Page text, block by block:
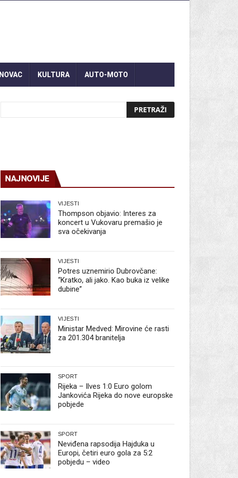
NOVAC KULTURA AUTO-MOTO
NAJNOVIJE
VIJESTI
Thompson objavio: Interes za
koncert u Vukovaru premašio je
sva očekivanja
VIJESTI
Potres uznemirio Dubrovčane:
“Kratko, ali jako. Kao buka iz velike
dubine”
VIJESTI
Ministar Medved: Mirovine će rasti
za 201.304 branitelja
SPORT
Rijeka – Ilves 1:0 Euro golom
Jankovića Rijeka do nove europske
pobjede
SPORT
Neviđena rapsodija Hajduka u
Europi, četiri euro gola za 5:2
pobjedu – video